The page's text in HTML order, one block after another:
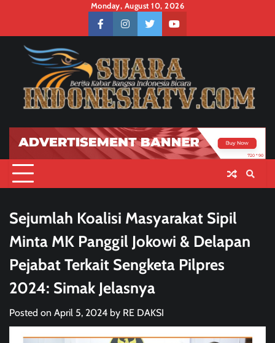
content
Monday, August 10, 2026
facebookinstagramtwitteryoutube
Sejumlah Koalisi Masyarakat Sipil
Minta MK Panggil Jokowi & Delapan
Pejabat Terkait Sengketa Pilpres
2024: Simak Jelasnya
Posted on April 5, 2024 by RE DAKSI